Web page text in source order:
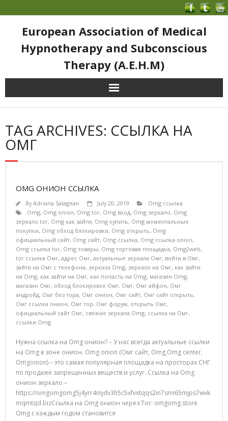
European Association of Medical
Hypnotherapy and Subconscious
Therapy (A.E.H.M)
TAG ARCHIVES: ССЫЛКА НА
ОМГ
OMG ОНИОН ССЫЛКА
ByAdriana Salagean July 20, 2019
Omg ссылка
Omg, Omg onion, Omg tor, Omg вход, Omg зеркало, Omg
зеркало tor, Omg как зайти, Omg купить, Omg моментальные
покупки, Omg обход блокировки, Omg открыть, Omg
официальный сайт, Omg сайт, Omg ссылка, Omg ссылка onion,
Omg ссылка tor, Omg товары, Omg торговая площадка, Omg2web,
tor ссылка Омг, адрес Омг, актуальные зеркала Омг, войти в Омг,
зайти на Омг с телефона, зеркала Omg, зеркало на Омг, как зайти
на Omg, как зайти на Омг, как попасть на Omg, магазин Omg,
магазин Омг, обход блокировок Омг, Омг, Омг айфон, Омг
андройд, Омг без тора, Омг онион, Омг сайт, Омг сайт открыть,
Омг ссылка онион, Омг тор, Омг форум, открыть Омг,
официальный сайт Омг, свежие зеркала Omg, ссылка на Омг,
ссылки Omg
Нужна ссылка на Omg онион? – У нас всегда актуальные ссылки
на Omg в зоне онион. Omg onion (Омг сайт, Omg,Omg center,
Omgonion) – это самая популярная площадка на просторах СНГ
по продаже запрещенных веществ и услуг. Ссылка на Omg
онион зеркало –
https://omgomgomg5j4yrr4mjdv3h5c5xfvxtqqs2in7smi65mjps7wvk
mqmtqd.bizСсылка на Omg онион через Tor: omgomg.store
Omg с каждым годом становится